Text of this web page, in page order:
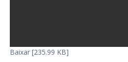
Baixar [235.99 KB]